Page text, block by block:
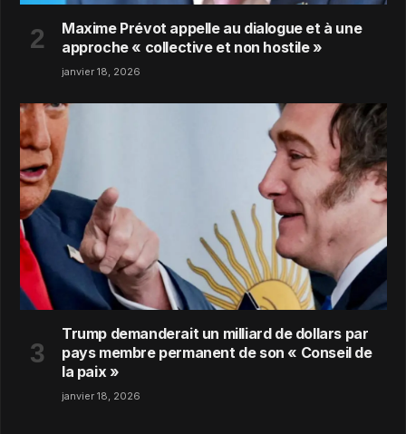
Maxime Prévot appelle au dialogue et à une
approche « collective et non hostile »
janvier 18, 2026
Trump demanderait un milliard de dollars par
pays membre permanent de son « Conseil de
la paix »
janvier 18, 2026